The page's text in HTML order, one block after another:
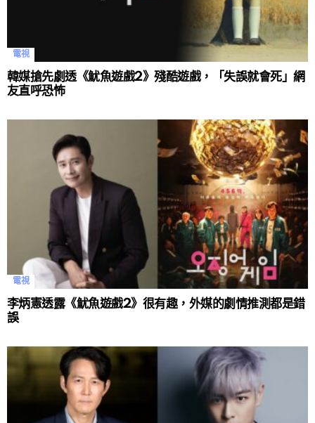
電視
韓媒搶先劇透《魷魚遊戲2》殘酷遊戲，「失誤就會死」網
友直呼恐怖
電視
李炳憲透露《魷魚遊戲2》很有趣，外媒的劇情推測都是錯
誤